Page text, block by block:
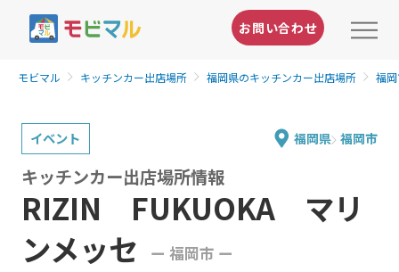
お問い合わせ
モビマル キッチンカー出店場所 福岡県のキッチンカー出店場所 福
イベント 福岡県 福岡市
RIZIN FUKUOKA マリ
ンメッセ
ー 福岡市 ー
キッチンカー出店場所情報